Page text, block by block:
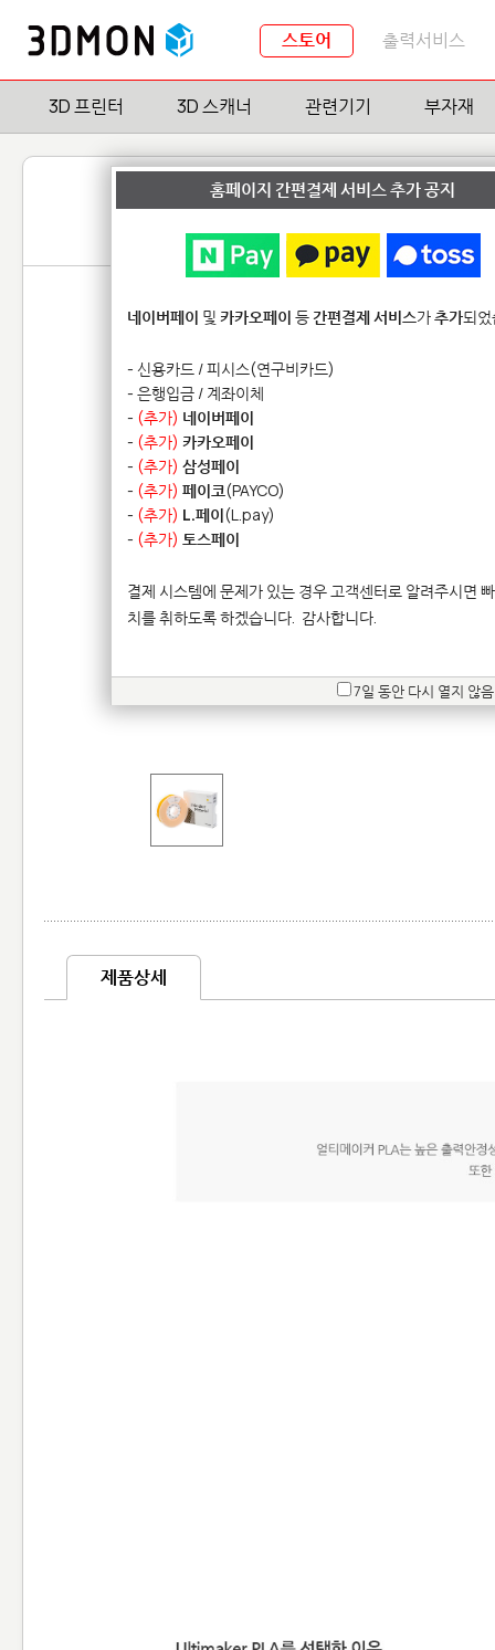
스토어 출력서비스
3D 프린터 3D 스캐너 관련기기 부자재
제품상세
홈페이지 간편결제 서비스 추가 공지
네이버페이 및 카카오페이 등간편결제 서비스가추가되
- 신용카드 / 피시스(연구비카드)
- 은행입금 / 계좌이체
- (추가) 네이버페이
- (추가) 카카오페이
- (추가) 삼성페이
- (추가) 페이코(PAYCO)
- (추가) L.페이(L.pay)
- (추가) 토스페이
결제 시스템에 문제가 있는 경우 고객센터로 알려주시면
치를 취하도록 하겠습니다. 감사합니다.
7일 동안 다시 열지 않음